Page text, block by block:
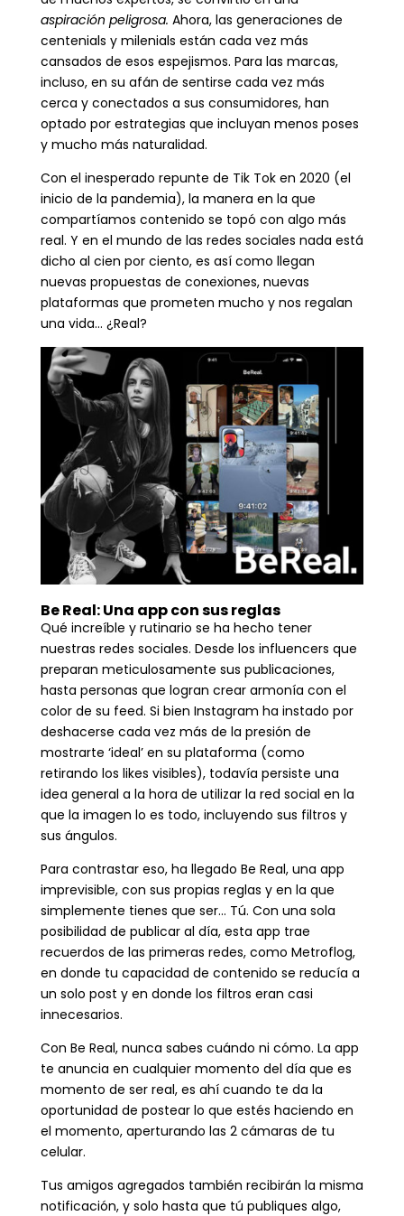
aspiración peligrosa. Ahora, las generaciones de
centenials y milenials están cada vez más
cansados de esos espejismos. Para las marcas,
incluso, en su afán de sentirse cada vez más
cerca y conectados a sus consumidores, han
optado por estrategias que incluyan menos poses
y mucho más naturalidad.
Con el inesperado repunte de Tik Tok en 2020 (el
inicio de la pandemia), la manera en la que
compartíamos contenido se topó con algo más
real. Y en el mundo de las redes sociales nada está
dicho al cien por ciento, es así como llegan
nuevas propuestas de conexiones, nuevas
plataformas que prometen mucho y nos regalan
una vida… ¿Real?
Be Real: Una app con sus reglas
Qué increíble y rutinario se ha hecho tener
nuestras redes sociales. Desde los influencers que
preparan meticulosamente sus publicaciones,
hasta personas que logran crear armonía con el
color de su feed. Si bien Instagram ha instado por
deshacerse cada vez más de la presión de
mostrarte ‘ideal’ en su plataforma (como
retirando los likes visibles), todavía persiste una
idea general a la hora de utilizar la red social en la
que la imagen lo es todo, incluyendo sus filtros y
sus ángulos.
Para contrastar eso, ha llegado Be Real, una app
imprevisible, con sus propias reglas y en la que
simplemente tienes que ser… Tú. Con una sola
posibilidad de publicar al día, esta app trae
recuerdos de las primeras redes, como Metroflog,
en donde tu capacidad de contenido se reducía a
un solo post y en donde los filtros eran casi
innecesarios.
Con Be Real, nunca sabes cuándo ni cómo. La app
te anuncia en cualquier momento del día que es
momento de ser real, es ahí cuando te da la
oportunidad de postear lo que estés haciendo en
el momento, aperturando las 2 cámaras de tu
celular.
Tus amigos agregados también recibirán la misma
notificación, y solo hasta que tú publiques algo,